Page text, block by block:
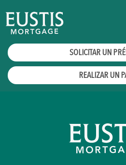
SOLICITAR UN
REALIZAR UN